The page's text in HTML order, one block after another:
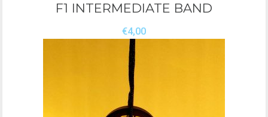
F1 INTERMEDIATE BAND
€4,00